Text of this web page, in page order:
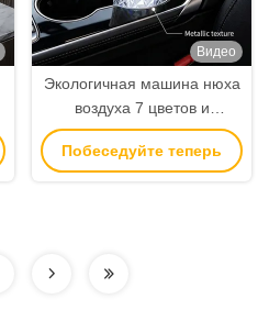
Видео
Экологичная машина нюха
воздуха 7 цветов и
отражетель ароматности с
силой 2В для эфирных
Побеседуйте теперь